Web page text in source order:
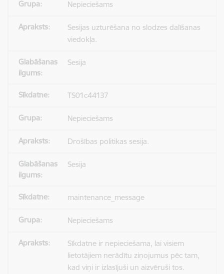
Nepieciešams
Sesijas uzturēšana no slodzes dalīšanas
viedokļa.
Sesija
TS01c44137
Nepieciešams
Drošības politikas sesija.
Sesija
maintenance_message
Nepieciešams
Sīkdatne ir nepieciešama, lai visiem
lietotājiem nerādītu ziņojumus pēc tam,
kad viņi ir izlasījuši un aizvēruši tos.